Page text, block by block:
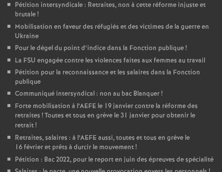
Pétition intersyndicale : Retraites, non à cette réforme injuste et
brutale!
Mobilisation en faveur des réfugiés et des victimes de la guerre en
Ukraine
Pour le dégel du point d’indice dans la Fonction publique!
La FSU engagée contre les violences faites aux femmes au travail
Pétition pour la reconnaissance et les salaires dans la Fonction
publique
Communiqué intersyndical : non au bac Blanquer!
Forte mobilisation à l’AEFE le 19 janvier contre la réforme des
retraites ! Toutes et tous en grève le 31 janvier pour obtenir le
retrait!
Retraites, salaires : à l’AEFE aussi, toutes et tous en grève le
16 février et prêts à durcir le mouvement!
Pétition : Bac 2022, pour le report en juin des épreuves de spécialité